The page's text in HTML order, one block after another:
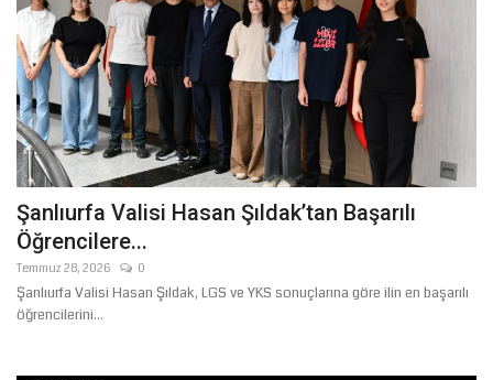
Şanlıurfa Valisi Hasan Şıldak’tan Başarılı
Öğrencilere...
Temmuz 28, 2026 0
Şanlıurfa Valisi Hasan Şıldak, LGS ve YKS sonuçlarına göre ilin en başarılı
öğrencilerini...